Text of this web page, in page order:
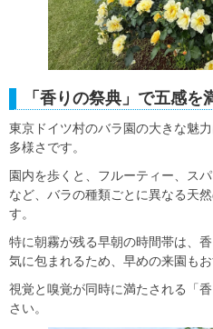
「香りの祭典」で五感を
東京ドイツ村のバラ園の大きな魅
多様さです。
園内を歩くと、フルーティー、ス
など、バラの種類ごとに異なる天
す。
特に朝霧が残る早朝の時間帯は、
気に包まれるため、早めの来園もお
視覚と嗅覚が同時に満たされる「
さい。